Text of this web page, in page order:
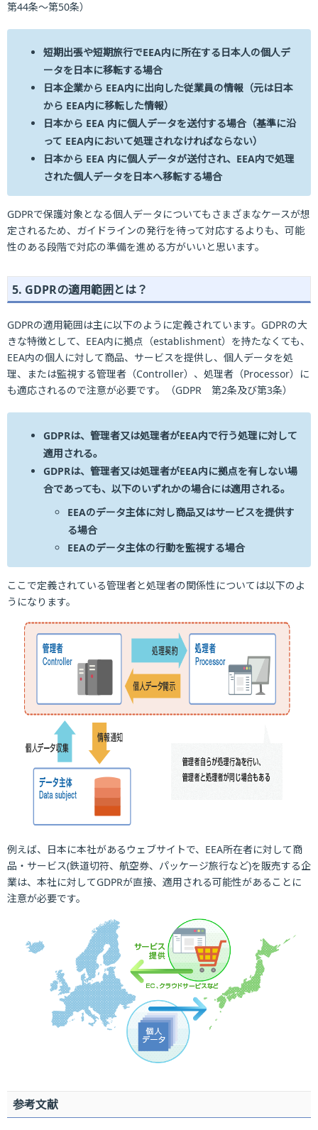
第44条～第50条）
短期出張や短期旅行でEEA内に所在する日本人の個人デ
ータを日本に移転する場合
日本企業から EEA内に出向した従業員の情報（元は日本
から EEA内に移転した情報）
日本から EEA 内に個人データを送付する場合（基準に沿
って EEA内において処理されなければならない）
日本から EEA 内に個人データが送付され、EEA内で処理
された個人データを日本へ移転する場合
GDPRで保護対象となる個人データについてもさまざまなケースが想
定されるため、ガイドラインの発行を待って対応するよりも、可能
性のある段階で対応の準備を進める方がいいと思います。
5. GDPRの適用範囲とは？
GDPRの適用範囲は主に以下のように定義されています。GDPRの大
きな特徴として、EEA内に拠点（establishment）を持たなくても、
EEA内の個人に対して商品、サービスを提供し、個人データを処
理、または監視する管理者（Controller）、処理者（Processor）に
も適応されるので注意が必要です。（GDPR 第2条及び第3条）
GDPRは、管理者又は処理者がEEA内で行う処理に対して
適用される。
GDPRは、管理者又は処理者がEEA内に拠点を有しない場
合であっても、以下のいずれかの場合には適用される。
EEAのデータ主体に対し商品又はサービスを提供す
る場合
EEAのデータ主体の行動を監視する場合
ここで定義されている管理者と処理者の関係性については以下のよ
うになります。
例えば、日本に本社があるウェブサイトで、EEA所在者に対して商
品・サービス(鉄道切符、航空券、パッケージ旅行など)を販売する企
業は、本社に対してGDPRが直接、適用される可能性があることに
注意が必要です。
参考文献